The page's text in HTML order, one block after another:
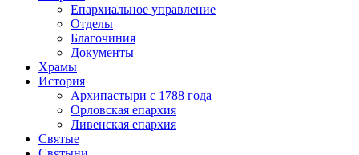
Епархиальное управление
Отделы
Благочиния
Документы
Храмы
История
Архипастыри с 1788 года
Орловская епархия
Ливенская епархия
Святые